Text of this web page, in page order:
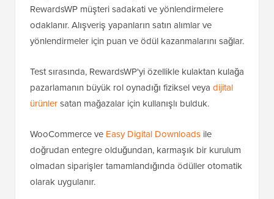
RewardsWP müşteri sadakati ve yönlendirmelere
odaklanır. Alışveriş yapanların satın alımlar ve
yönlendirmeler için puan ve ödül kazanmalarını sağlar.
Test sırasında, RewardsWP'yi özellikle kulaktan kulağa
pazarlamanın büyük rol oynadığı fiziksel veya dijital
ürünlersatan mağazalar için kullanışlı bulduk.
WooCommerce ve Easy Digital Downloads ile
doğrudan entegre olduğundan, karmaşık bir kurulum
olmadan siparişler tamamlandığında ödüller otomatik
olarak uygulanır.